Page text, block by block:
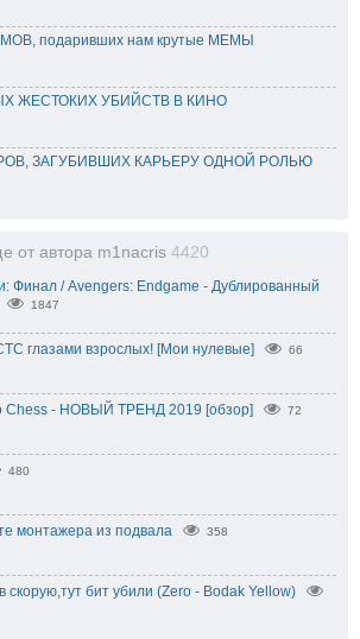
подаривших нам крутые МЕМЫ
ЖЕСТОКИХ УБИЙСТВ В КИНО
ЗАГУБИВШИХ КАРЬЕРУ ОДНОЙ РОЛЬЮ
от автора m1nacris 4420
Финал / Avengers: Endgame - Дублированный
1847
глазами взрослых! [Мои нулевые] 66
Chess - НОВЫЙ ТРЕНД 2019 [обзор] 72
480
монтажера из подвала 358
скорую,тут бит убили (Zero - Bodak Yellow)